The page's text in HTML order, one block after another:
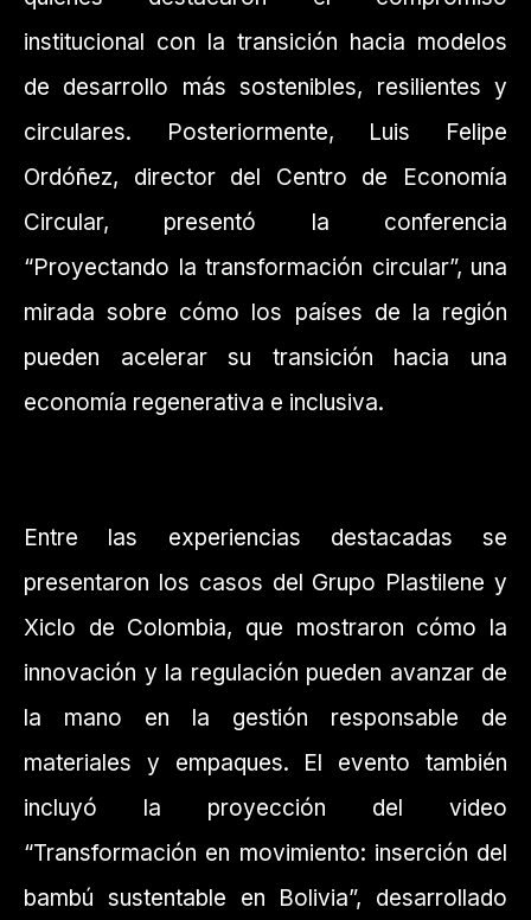
institucional con la transición hacia modelos
de desarrollo más sostenibles, resilientes y
circulares. Posteriormente, Luis Felipe
Ordóñez, director del Centro de Economía
Circular, presentó la conferencia
“Proyectando la transformación circular”, una
mirada sobre cómo los países de la región
pueden acelerar su transición hacia una
economía regenerativa e inclusiva.
Entre las experiencias destacadas se
presentaron los casos del Grupo Plastilene y
Xiclo de Colombia, que mostraron cómo la
innovación y la regulación pueden avanzar de
la mano en la gestión responsable de
materiales y empaques. El evento también
incluyó la proyección del video
“Transformación en movimiento: inserción del
bambú sustentable en Bolivia”, desarrollado